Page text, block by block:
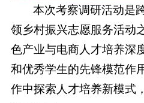
本次考察调研活动是
领乡村振兴志愿服务活动
色产业与电商人才培养深
和优秀学生的先锋模范作
作中探索人才培养新模式